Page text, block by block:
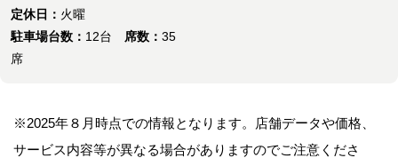
定休日： 火曜
駐車場台数： 12台 席数： 35
席
※2025年８月時点での情報となります。店舗データや価格、
サービス内容等が異なる場合がありますのでご注意くださ